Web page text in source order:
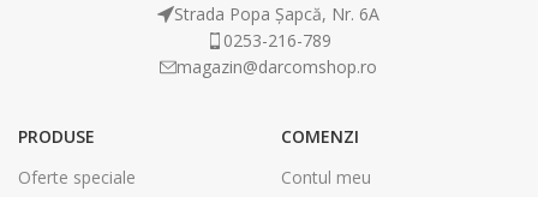
Strada Popa Șapcă, Nr. 6A
0253-216-789
magazin@darcomshop.ro
PRODUSE
Oferte speciale
COMENZI
Contul meu